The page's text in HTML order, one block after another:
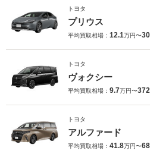
トヨタ
プリウス
平均買取相場： 12.1万円〜
トヨタ
ヴォクシー
平均買取相場： 9.7万円〜
トヨタ
アルファード
平均買取相場： 41.8万円〜